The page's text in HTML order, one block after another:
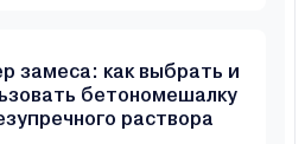
замеса: как выбрать и
бетономешалку
раствора